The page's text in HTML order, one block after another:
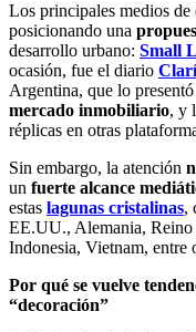
Los principales medios
posicionando una
desarrollo urbano: Small
ocasión, fue el diario
Argentina, que lo
mercado inmobiliario, y
réplicas en otras
Sin embargo, la atención
un fuerte alcance
estas lagunas cristalinas,
EE.UU., Alemania, Reino
Indonesia, Vietnam, entre
Por qué se vuelve
“decoración”